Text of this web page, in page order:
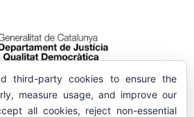
third-party cookies to ensure the
measure usage, and improve our
all cookies, reject non-essential